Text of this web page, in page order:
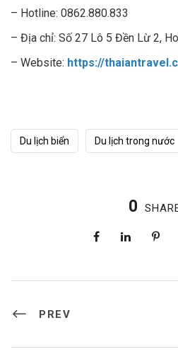
– Hotline: 0862.880.833
– Địa chỉ: Số 27 Lô 5 Đền Lừ 2,
– Website: https://
Du lịch biển Du lịch trong nước
0
PREV